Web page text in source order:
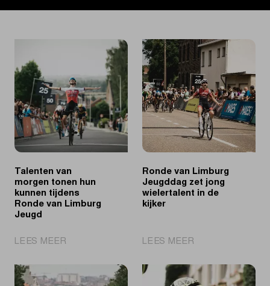
Talenten van
morgen tonen hun
kunnen tijdens
Ronde van Limburg
Jeugd
LEES MEER
morgen
Ronde van Limburg
Jeugddag zet jong
wielertalent in de
kijker
LEES MEER
van
Limburg